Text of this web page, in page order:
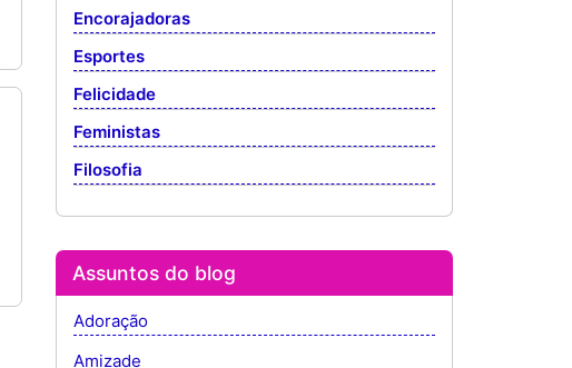
Encorajadoras
Esportes
Felicidade
Feministas
Filosofia
Assuntos do blog
Adoração
Amizade